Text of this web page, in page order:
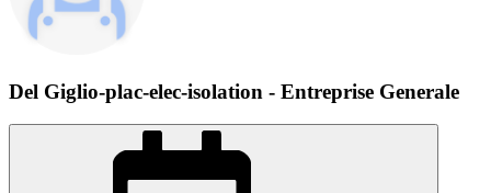
Del Giglio-plac-elec-isolation - Entreprise Generale